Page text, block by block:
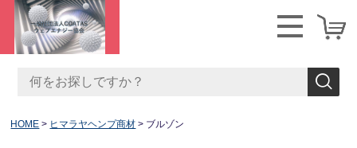
HOME ヒマラヤヘンプ商材 ブルゾン